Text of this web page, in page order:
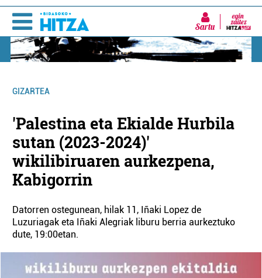
Sartu
GIZARTEA
'Palestina eta Ekialde Hurbila
sutan (2023-2024)'
wikilibiruaren aurkezpena,
Kabigorrin
Datorren ostegunean, hilak 11, Iñaki Lopez de
Luzuriagak eta Iñaki Alegriak liburu berria aurkeztuko
dute, 19:00etan.